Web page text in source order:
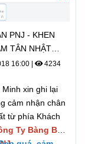
PNJ - KHEN
TÂN NHẬT
QUÁ"
16:00 |
4234
xin ghi lại
cảm nhận chân
từ phía Khách
Ty Bàng Bạc